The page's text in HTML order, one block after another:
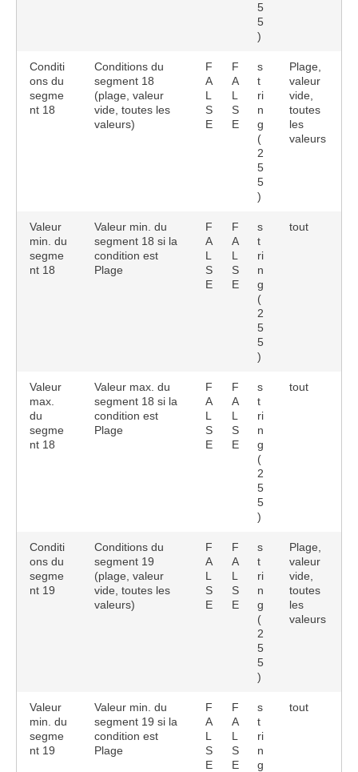
5
5
)
Conditi
ons du
segme
nt 18
Conditions du
segment 18
(plage, valeur
vide, toutes les
valeurs)
F
A
L
S
E
F
A
L
S
E
s
t
ri
n
g
(
2
5
5
)
Plage,
valeur
vide,
toutes
les
valeurs
Valeur
min. du
segme
nt 18
Valeur min. du
segment 18 si la
condition est
Plage
F
A
L
S
E
F
A
L
S
E
s
t
ri
n
g
(
2
5
5
)
tout
Valeur
max.
du
segme
nt 18
Valeur max. du
segment 18 si la
condition est
Plage
F
A
L
S
E
F
A
L
S
E
s
t
ri
n
g
(
2
5
5
)
tout
Conditi
ons du
segme
nt 19
Conditions du
segment 19
(plage, valeur
vide, toutes les
valeurs)
F
A
L
S
E
F
A
L
S
E
s
t
ri
n
g
(
2
5
5
)
Plage,
valeur
vide,
toutes
les
valeurs
Valeur
min. du
segme
nt 19
Valeur min. du
segment 19 si la
condition est
Plage
F
A
L
S
E
F
A
L
S
E
s
t
ri
n
g
tout